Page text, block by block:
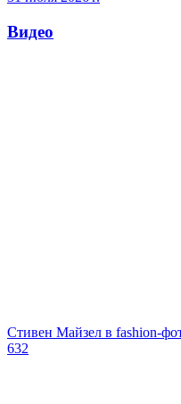
Видео
Стивен Майзел в fashion-
632